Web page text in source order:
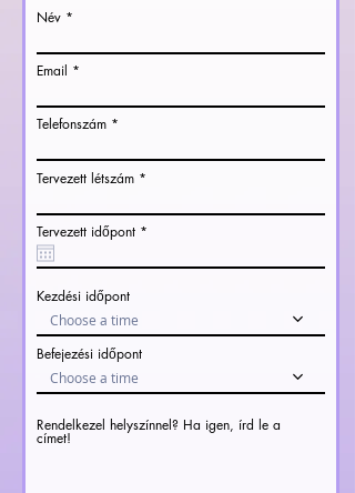
Név
Email
Telefonszám
Tervezett létszám
Tervezett időpont *
u
Kezdési időpont
Choose a time
Befejezési időpont
Choose a time
Rendelkezel helyszínnel? Ha igen, írd le a
címet!